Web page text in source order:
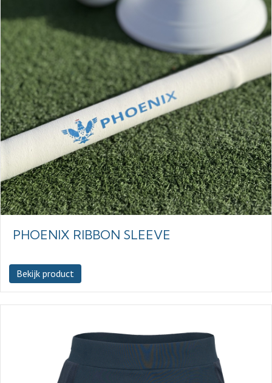
PHOENIX RIBBON SLEEVE
Bekijk product